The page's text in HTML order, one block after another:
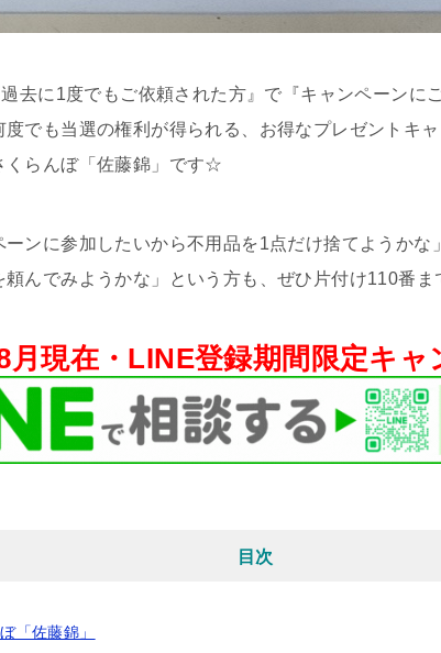
去に1度でもご依頼された方』で『キャンペーンに
でも当選の権利が得られる、お得なプレゼントキ
くらんぼ「佐藤錦」です☆
ーンに参加したいから不用品を1点だけ捨てようかな
んでみようかな」という方も、ぜひ片付け110番ま
現在・ LINE登録期間限定キャ
目次
「佐藤錦」